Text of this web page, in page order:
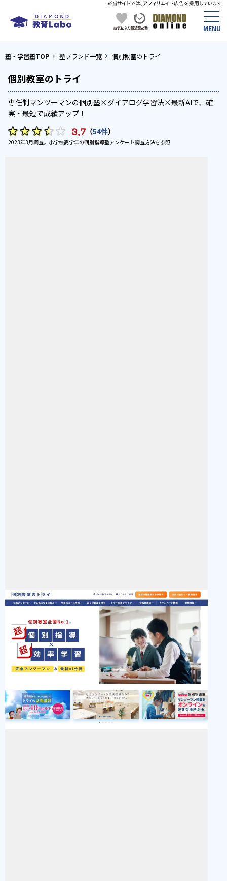
塾・学習塾TOP 塾ブランド一覧 個別教室のトライ
個別教室のトライ
専任制マンツーマンの個別塾×ダイアログ学習法×最新AIで、確
実・最短で成績アップ！
3.7（54件）
2023年3月調査。 小学校高学年の個別指導塾アンケート調査方法を参照